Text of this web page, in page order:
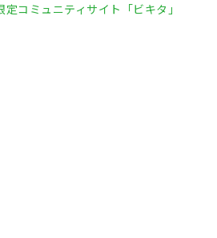
定コミュニティサイト「ビキタ」